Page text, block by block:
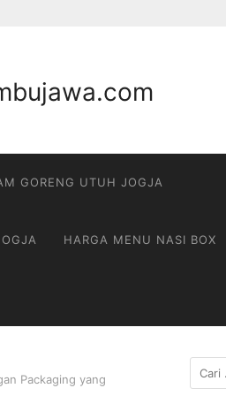
GORENG UTUH JOGJA
HARGA MENU NASI BOX
Packaging yang
Cari
untuk: